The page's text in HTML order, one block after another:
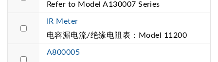
Refer to Model A130007 Series
IR Meter
电容漏电流/绝缘电阻表：Model 11200
A800005